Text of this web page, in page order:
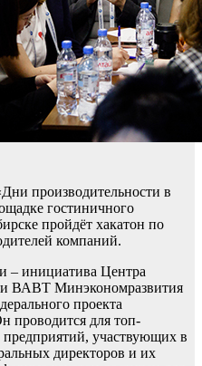
производительности в
гостиничного
пройдёт хакатон по
компаний.
– инициатива Центра
ВАВТ Минэкономразвития
проекта
проводится для топ-
участвующих в
директоров и их